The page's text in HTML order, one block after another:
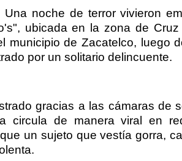
Una noche de terror vivieron
ubicada en la zona de
municipio de Zacatelco, luego
por un solitario delincuente.
gracias a las cámaras de
circula de manera viral en
un sujeto que vestía gorra,